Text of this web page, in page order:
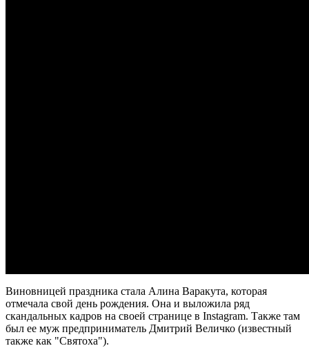
Виновницей праздника стала Алина Варакута, которая
отмечала свой день рождения. Она и выложила ряд
скандальных кадров на своей странице в Instagram. Также там
был ее муж предприниматель Дмитрий Величко (известный
также как "Святоха").